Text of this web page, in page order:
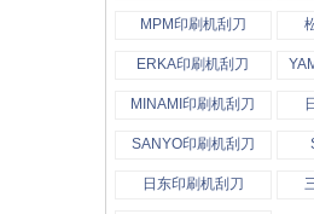
MPM印刷机刮刀
ERKA印刷机刮刀
MINAMI印刷机刮刀
SANYO印刷机刮刀
日东印刷机刮刀